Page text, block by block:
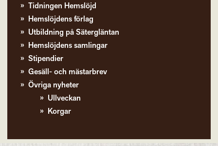
Tidningen Hemslöjd
Hemslöjdens förlag
Utbildning på Sätergläntan
Hemslöjdens samlingar
Stipendier
Gesäll- och mästarbrev
Övriga nyheter
Ullveckan
Korgar